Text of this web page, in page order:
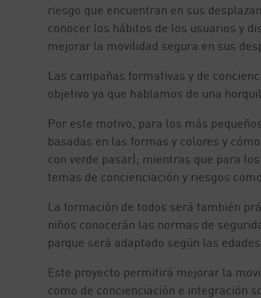
riesgo que encuentran en sus
conocer los hábitos de los usuarios y
mejorar la movilidad segura en sus
Las campañas formativas y de
objetivo ya que hablamos de una
Por este motivo, para los más
basadas en las formas y colores y
con verde pasar); mientras que para
temas de concienciación y riesgos
La formación de todos será también
niños conocerán las normas de
parque será adaptado según las
Este proyecto permitirá mejorar la
como de concienciación e integración